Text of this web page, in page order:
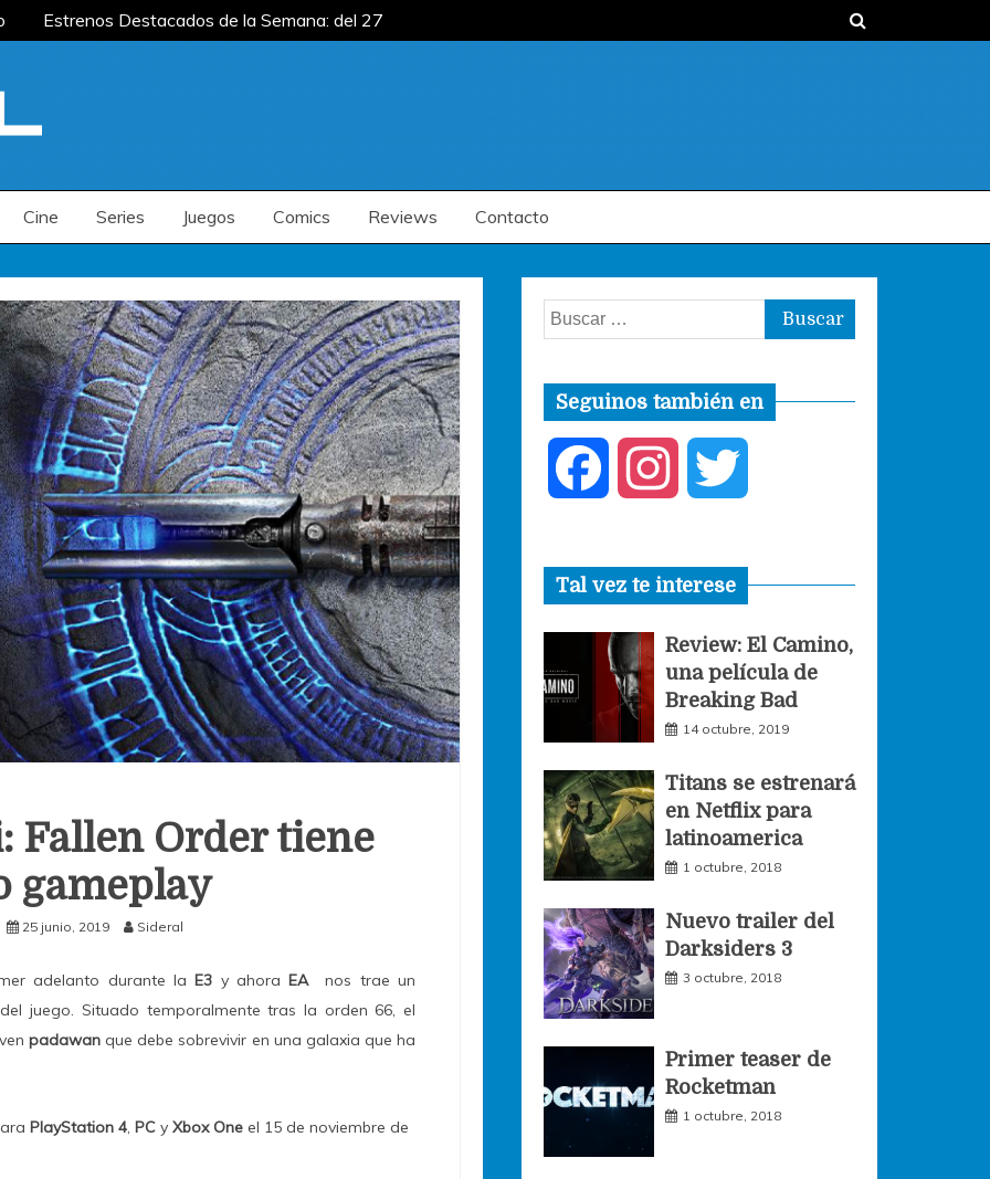
Estrenos Destacados de la Semana: del 27 de
del 20 al 26 de julio
Cine Series Juegos Comics Reviews Contacto
Fallen Order tiene
gameplay
25 junio, 2019 Sideral
adelanto durante laE3 y ahoraEA nos trae un
juego. Situado temporalmente tras la orden 66, el
padawan que debe sobrevivir en una galaxia que ha
PlayStation 4 PC y Xbox One el 15 de noviembre de
Buscar:
Seguinos también en
c
e
b
o
o
s
t
a
g
r
m
i
t
t
r
Tal vez te interese
Review: El Camino,
una película de
Breaking Bad
14 octubre, 2019
Titans se estrenará
en Netflix para
latinoamerica
1 octubre, 2018
Nuevo trailer del
Darksiders 3
3 octubre, 2018
Primer teaser de
Rocketman
1 octubre, 2018